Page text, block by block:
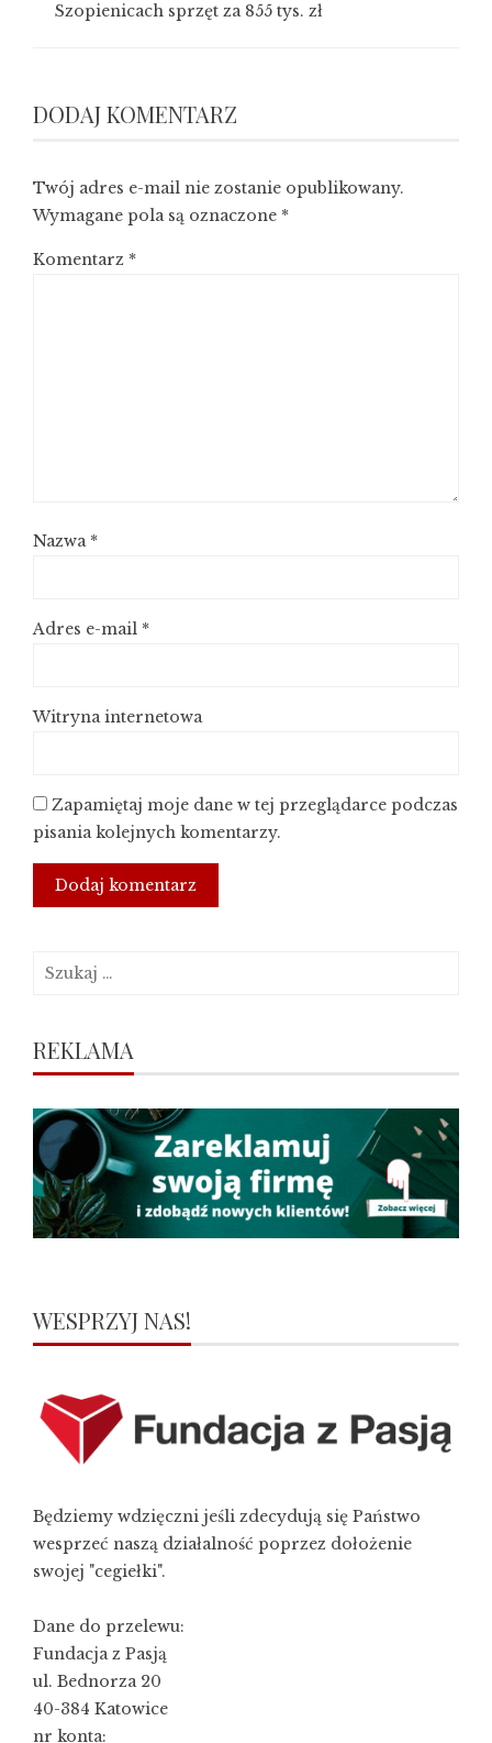
Szopienicach sprzęt za 855 tys. zł
DODAJ KOMENTARZ
Twój adres e-mail nie zostanie opublikowany.
Wymagane pola są oznaczone *
Komentarz *
Nazwa *
Adres e-mail *
Witryna internetowa
Zapamiętaj moje dane w tej przeglądarce podczas
pisania kolejnych komentarzy.
Szukaj:
REKLAMA
WESPRZYJ NAS!
Będziemy wdzięczni jeśli zdecydują się Państwo
wesprzeć naszą działalność poprzez dołożenie
swojej "cegiełki".
Dane do przelewu:
Fundacja z Pasją
ul. Bednorza 20
40-384 Katowice
nr konta: